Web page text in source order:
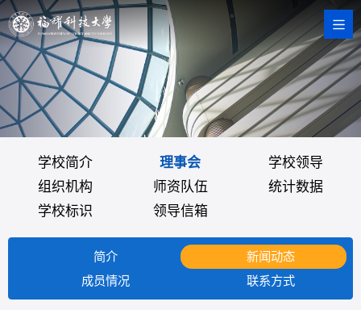
学校简介 理事会
简介
新闻动态
成员情况
联系方式
学校领导
组织机构
师资队伍
统计数据
学校标识
领导信箱